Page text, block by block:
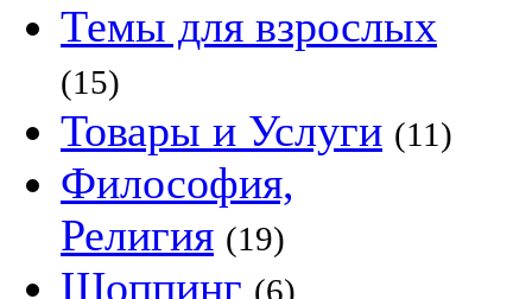
Темы для взрослых
(15)
Товары и Услуги (11)
Философия,
Религия (19)
Шоппинг (6)